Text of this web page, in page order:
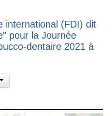
international (FDI) dit
pour la Journée
dentaire 2021 à